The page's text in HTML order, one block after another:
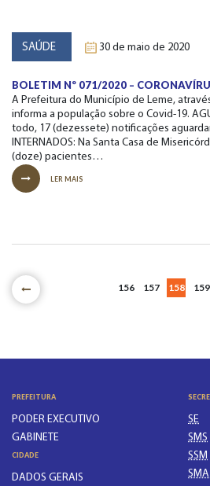
SAÚDE 30 de maio de 2020
BOLETIM Nº 071/2020 –
A Prefeitura do Município de Leme,
informa a população sobre o Covid-19.
todo, 17 (dezessete) notificações
INTERNADOS: Na Santa Casa de
(doze) pacientes…
LER MAIS
156 157 158 159
PREFEITURA
PODER EXECUTIVO
GABINETE
CIDADE
DADOS GERAIS
SE
SMS
SSM
SMA